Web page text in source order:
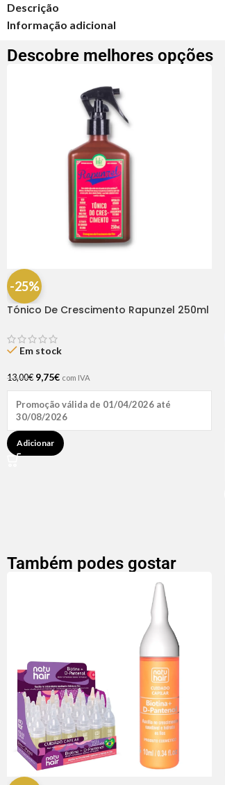
Descrição
Informação adicional
Descobre melhores opções
-25%
Tónico De Crescimento Rapunzel 250ml
Em stock
13,00€ 9,75€ com IVA
Promoção válida de 01/04/2026 até
30/08/2026
Adicionar
Também podes gostar